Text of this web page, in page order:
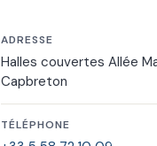
ADRESSE
Halles couvertes Allée
Capbreton
TÉLÉPHONE